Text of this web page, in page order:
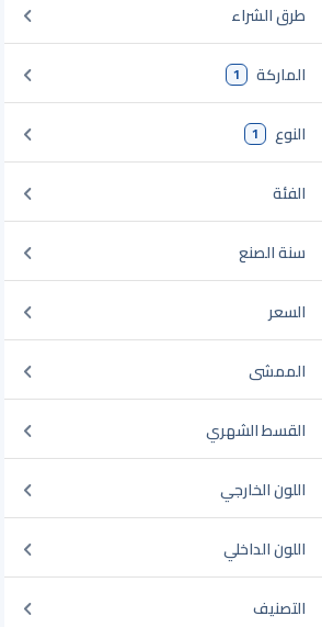
طرق الشراء
الماركة 1
النوع 1
الفئة
سنة الصنع
السعر
الممشى
القسط الشهري
اللون الخارجي
اللون الداخلي
التصنيف